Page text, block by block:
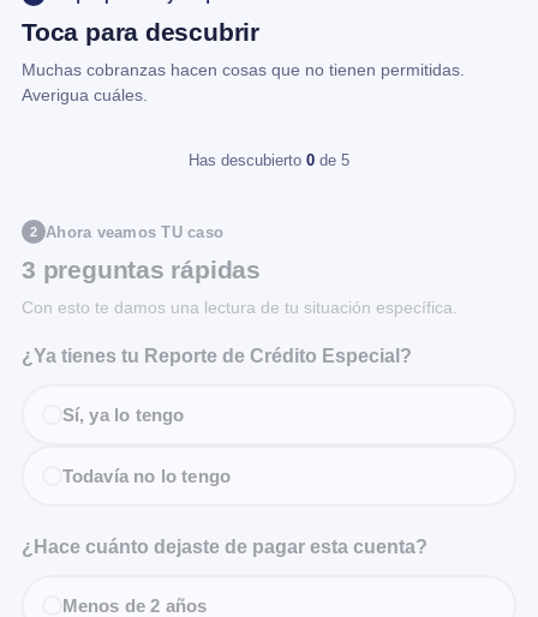
Toca para descubrir
Muchas cobranzas hacen cosas que no tienen permitidas.
Averigua cuáles.
Has descubierto 0 de 5
2 Ahora veamos TU caso
3 preguntas rápidas
Con esto te damos una lectura de tu situación específica.
¿Ya tienes tu Reporte de Crédito Especial?
Sí, ya lo tengo
Todavía no lo tengo
¿Hace cuánto dejaste de pagar esta cuenta?
Menos de 2 años